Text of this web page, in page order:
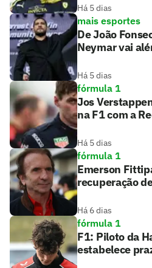
Há 5 dias
mais esportes
De João
Neymar vai
Há 5 dias
fórmula 1
Jos
na F1 com a
Há 5 dias
fórmula 1
Emerson
recuperação
Há 6 dias
fórmula 1
F1: Piloto da
estabelece